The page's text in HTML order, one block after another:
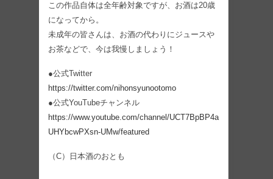
この作品自体は全年齢対象ですが、お酒は20歳
になってから。
未成年の皆さんは、お酒の代わりにジュースや
お茶などで、今は我慢しましょう！
●公式Twitter
https://twitter.com/nihonsyunootomo
●公式YouTubeチャンネル
https://www.youtube.com/channel/UCT7BpBP4a
UHYbcwPXsn-UMw/featured
（C）日本酒のおとも